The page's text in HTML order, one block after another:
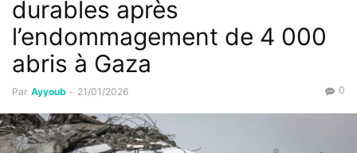
durables après
l’endommagement de 4 000
abris à Gaza
Par Ayyoub - 21/01/2026 0